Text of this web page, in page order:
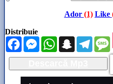
Ador (1) Like
Distribuie
FacebookMessengerWhatsAppSnapchat